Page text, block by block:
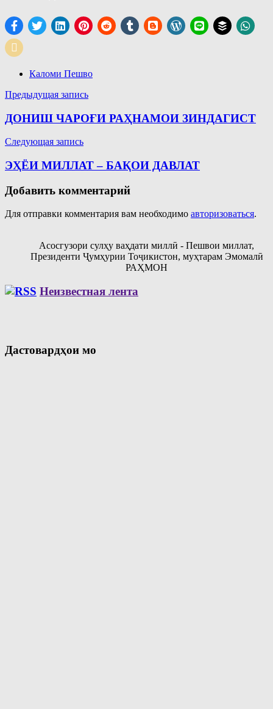
Каломи Пешво
Навигация
по
записям
Предыдущая запись
ДОНИШ ЧАРОҒИ РАҲНАМОИ ЗИНДАГИСТ
Следующая запись
ЭҲЁИ МИЛЛАТ – БАҚОИ ДАВЛАТ
Добавить комментарий
Для отправки комментария вам необходимо авторизоваться.
Асосгузори сулҳу ваҳдати миллӣ - Пешвои миллат,
Президенти Ҷумҳурии Тоҷикистон, муҳтарам Эмомалӣ
РАҲМОН
Неизвестная лента
Дастовардҳои мо